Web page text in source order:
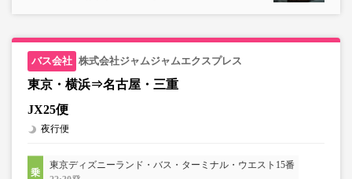
株式会社ジャムジャムエクスプレス
東京・横浜⇒名古屋・三重
JX25便
夜行便
東京ディズニーランド・バス・ターミナル・ウエスト15番